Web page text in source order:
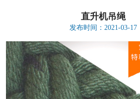
直升机吊绳
发布时间：2021-03-17